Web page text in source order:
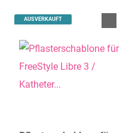
AUSVERKAUFT